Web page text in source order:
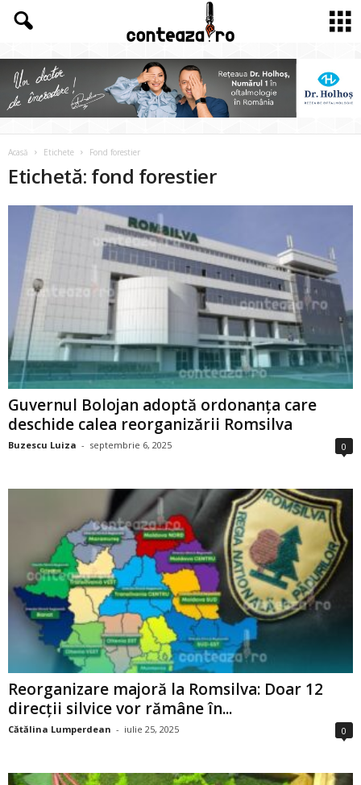
Acasă Etichete Fond forestier
Etichetă: fond forestier
Guvernul Bolojan adoptă ordonanța care
deschide calea reorganizării Romsilva
Buzescu Luiza - septembrie 6, 2025 0
Reorganizare majoră la Romsilva: Doar 12
direcții silvice vor rămâne în...
Cătălina Lumperdean - iulie 25, 2025 0